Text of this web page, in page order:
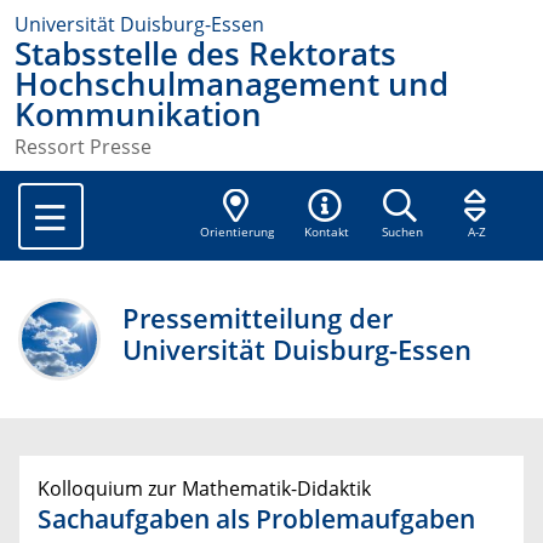
Universität Duisburg-Essen
Stabsstelle des Rektorats
Hochschulmanagement und
Kommunikation
Ressort Presse
Orientierung Kontakt Suchen A-Z
Pressemitteilung der
Universität Duisburg-Essen
Kolloquium zur Mathematik-Didaktik
Sachaufgaben als Problemaufgaben